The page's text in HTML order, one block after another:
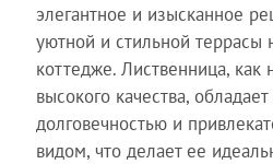
элегантное и изысканное
уютной и стильной
коттедже. Лиственница, как
высокого качества,
долговечностью и
видом, что делает ее